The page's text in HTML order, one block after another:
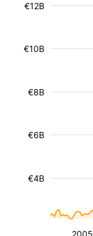
2005
€4B
€6B
€8B
€10B
€12B